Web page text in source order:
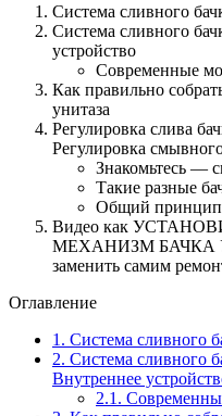
Система сливного
Система сливного
устройство
Современные
Как правильно
унитаза
Регулировка слива
Регулировка
Знакомьтесь —
Такие разные
Общий принцип
Видео как
МЕХАНИЗМ БАЧКА
заменить самим
Оглавление
1. Система сливного
2. Система сливного
Внутреннее
2.1.